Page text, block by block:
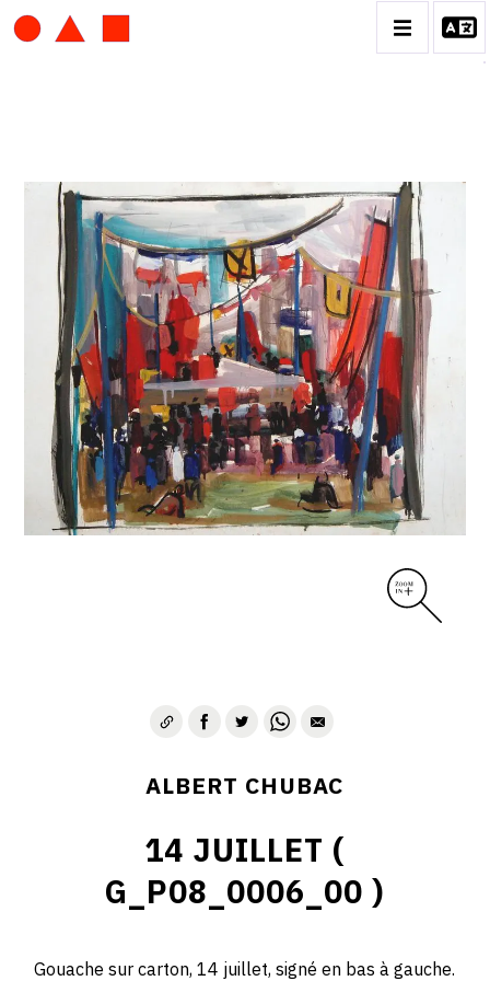
ALBERT CHUBAC
BIOGRAPHIE
CATALOGUE DES OEUVRES
CONTACT
ALBERT CHUBAC
14 JUILLET (
G_P08_0006_00 )
Gouache sur carton, 14 juillet, signé en bas à gauche.